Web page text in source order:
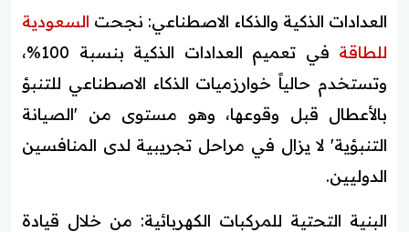
العدادات الذكية والذكاء الاصطناعي: نجحت السعودية
للطاقة
في تعميم العدادات الذكية بنسبة 100%،
وتستخدم حالياً خوارزميات الذكاء الاصطناعي للتنبؤ
بالأعطال قبل وقوعها، وهو مستوى من 'الصيانة
التنبؤية' لا يزال في مراحل تجريبية لدى المنافسين
الدوليين.
البنية التحتية للمركبات الكهربائية: من خلال قيادة